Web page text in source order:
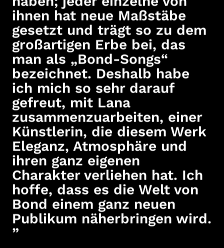
ihnen hat neue Maßstäbe
gesetzt und trägt so zu dem
großartigen Erbe bei, das
man als „Bond-Songs“
bezeichnet. Deshalb habe
ich mich so sehr darauf
gefreut, mit Lana
zusammenzuarbeiten, einer
Künstlerin, die diesem Werk
Eleganz, Atmosphäre und
ihren ganz eigenen
Charakter verliehen hat. Ich
hoffe, dass es die Welt von
Bond einem ganz neuen
Publikum näherbringen wird.
”